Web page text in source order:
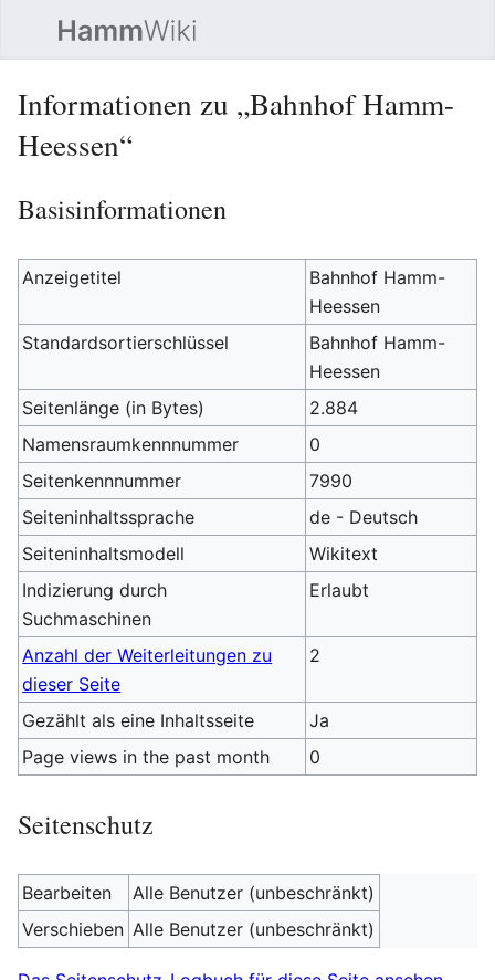
Informationen zu „Bahnhof Hamm-
Heessen“
Basisinformationen
Anzeigetitel
Bahnhof Hamm-
Heessen
Standardsortierschlüssel
Bahnhof Hamm-
Heessen
Seitenlänge (in Bytes)
2.884
Namensraumkennnummer
0
Seitenkennnummer
7990
Seiteninhaltssprache
de - Deutsch
Seiteninhaltsmodell
Wikitext
Indizierung durch
Suchmaschinen
Erlaubt
Anzahl der Weiterleitungen zu
dieser Seite
2
Gezählt als eine Inhaltsseite
Ja
Page views in the past month
0
Seitenschutz
Bearbeiten
Alle Benutzer (unbeschränkt)
Verschieben Alle Benutzer (unbeschränkt)